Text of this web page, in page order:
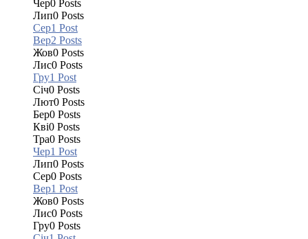
Чер0 Posts
Лип0 Posts
Сер1 Post
Вер2 Posts
Жов0 Posts
Лис0 Posts
Гру1 Post
Січ0 Posts
Лют0 Posts
Бер0 Posts
Кві0 Posts
Тра0 Posts
Чер1 Post
Лип0 Posts
Сер0 Posts
Вер1 Post
Жов0 Posts
Лис0 Posts
Гру0 Posts